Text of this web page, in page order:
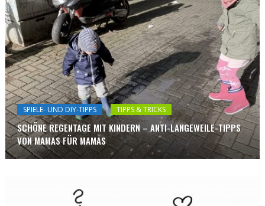
SPIELE- UND DIY-TIPPS TIPPS & TRICKS
SCHÖNE REGENTAGE MIT KINDERN – ANTI-LANGEWEILE-TIPPS
VON MAMAS FÜR MAMAS